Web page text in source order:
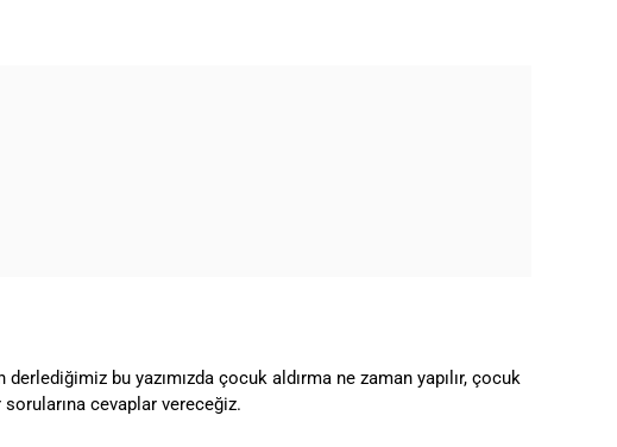
bu yazımızda çocuk aldırma ne zaman yapılır, çocuk
cevaplar vereceğiz.